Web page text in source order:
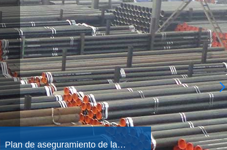
Plan de aseguramiento de la